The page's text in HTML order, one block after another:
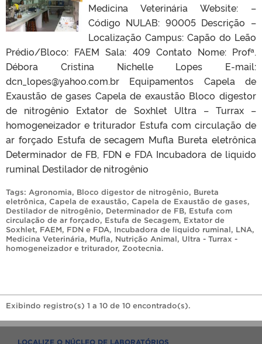
Medicina Veterinária Website: –
Código NULAB: 90005 Descrição –
Localização Campus: Capão do Leão
Prédio/Bloco: FAEM Sala: 409 Contato Nome: Profª.
Débora Cristina Nichelle Lopes E-mail:
dcn_lopes@yahoo.com.br Equipamentos Capela de
Exaustão de gases Capela de exaustão Bloco digestor
de nitrogênio Extator de Soxhlet Ultra – Turrax –
homogeneizador e triturador Estufa com circulação de
ar forçado Estufa de secagem Mufla Bureta eletrônica
Determinador de FB, FDN e FDA Incubadora de liquido
ruminal Destilador de nitrogênio
Tags: Agronomia, Bloco digestor de nitrogênio, Bureta
eletrônica, Capela de exaustão, Capela de Exaustão de gases,
Destilador de nitrogênio, Determinador de FB, Estufa com
circulação de ar forçado, Estufa de Secagem, Extator de
Soxhlet, FAEM, FDN e FDA, Incubadora de liquido ruminal, LNA,
Medicina Veterinária, Mufla, Nutrição Animal, Ultra - Turrax -
homogeneizador e triturador, Zootecnia.
Exibindo registro(s) 1 a 10 de 10 encontrado(s).
LOCALIZE O NÚCLEO DE LABORATÓRIOS